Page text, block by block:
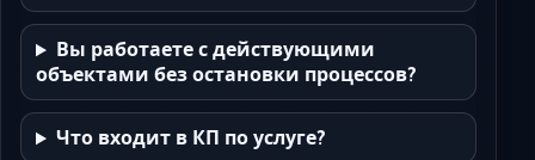
Вы работаете с действующими
объектами без остановки процессов?
Что входит в КП по услуге?